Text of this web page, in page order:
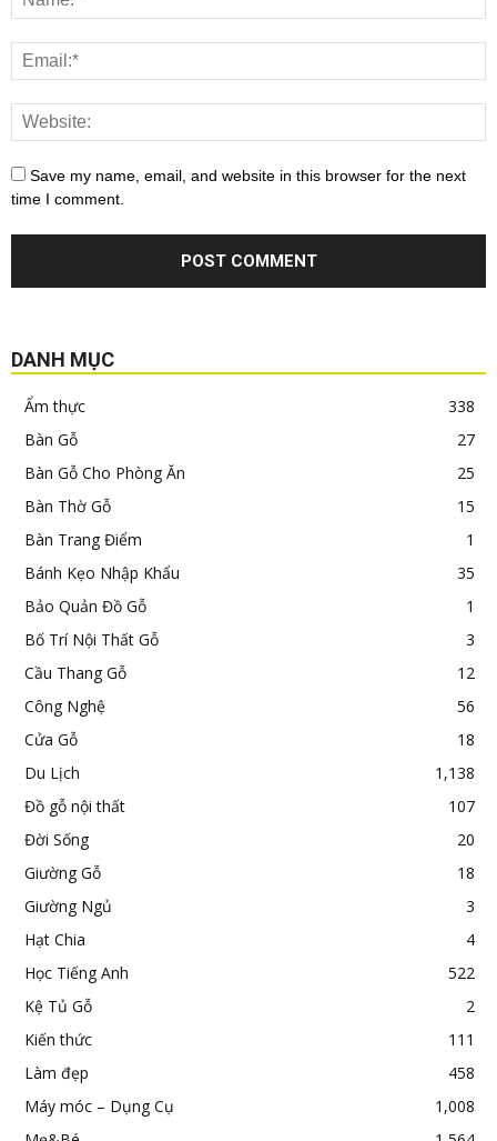
Save my name, email, and website in this browser for the next
time I comment.
DANH MỤC
Ẩm thực
338
Bàn Gỗ
27
Bàn Gỗ Cho Phòng Ăn
25
Bàn Thờ Gỗ
15
Bàn Trang Điểm
1
Bánh Kẹo Nhập Khẩu
35
Bảo Quản Đồ Gỗ
1
Bố Trí Nội Thất Gỗ
3
Cầu Thang Gỗ
12
Công Nghệ
56
Cửa Gỗ
18
Du Lịch
1,138
Đồ gỗ nội thất
107
Đời Sống
20
Giường Gỗ
18
Giường Ngủ
3
Hạt Chia
4
Học Tiếng Anh
522
Kệ Tủ Gỗ
2
Kiến thức
111
Làm đẹp
458
Máy móc – Dụng Cụ
1,008